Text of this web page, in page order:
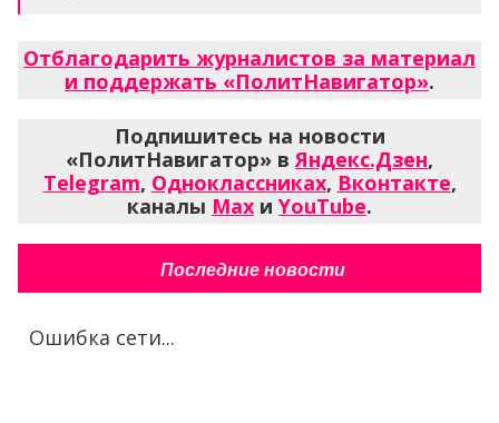
Отблагодарить журналистов за материал
и поддержать «ПолитНавигатор».
Подпишитесь на новости
«ПолитНавигатор» вЯндекс.Дзен,
Telegram, Одноклассниках, Вконтакте,
каналы Max и YouTube.
Последние новости
Ошибка сети...